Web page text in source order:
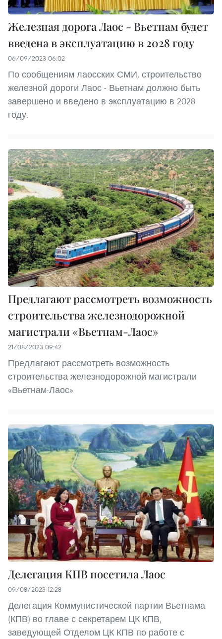
Железная дорога Лаос - Вьетнам будет
введена в эксплуатацию в 2028 году
06/09/2023 06:02
По сообщениям лаосских СМИ, строительство
железной дороги Лаос - Вьетнам должно быть
завершено и введено в эксплуатацию в 2028
году.
Предлагают рассмотреть возможность
строительства железнодорожной
магистрали «Вьетнам-Лаос»
21/08/2023 09:42
Предлагают рассмотреть возможность
строительства железнодорожной магистрали
«Вьетнам-Лаос»
Делегация КПВ посетила Лаос
09/08/2023 12:28
Делегация Коммунистической партии Вьетнама
(КПВ) во главе с секретарем ЦК КПВ,
заведующей Отделом ЦК КПВ по работе с